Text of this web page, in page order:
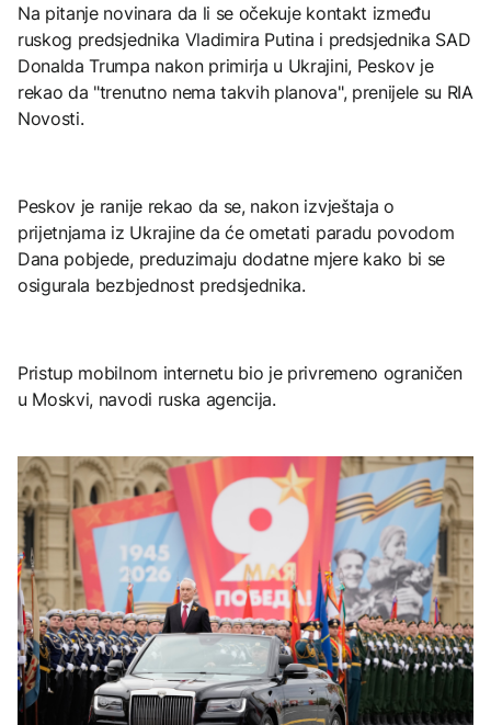
Na pitanje novinara da li se očekuje kontakt između
ruskog predsjednika Vladimira Putina i predsjednika SAD
Donalda Trumpa nakon primirja u Ukrajini, Peskov je
rekao da "trenutno nema takvih planova", prenijele su RIA
Novosti.
Peskov je ranije rekao da se, nakon izvještaja o
prijetnjama iz Ukrajine da će ometati paradu povodom
Dana pobjede, preduzimaju dodatne mjere kako bi se
osigurala bezbjednost predsjednika.
Pristup mobilnom internetu bio je privremeno ograničen
u Moskvi, navodi ruska agencija.